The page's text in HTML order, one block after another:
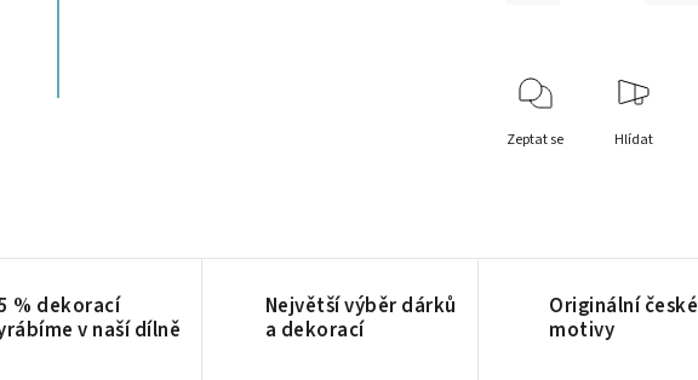
Zeptat se Hlídat
% dekorací
v naší dílně
Největší výběr dárků
a dekorací
Originální české
motivy